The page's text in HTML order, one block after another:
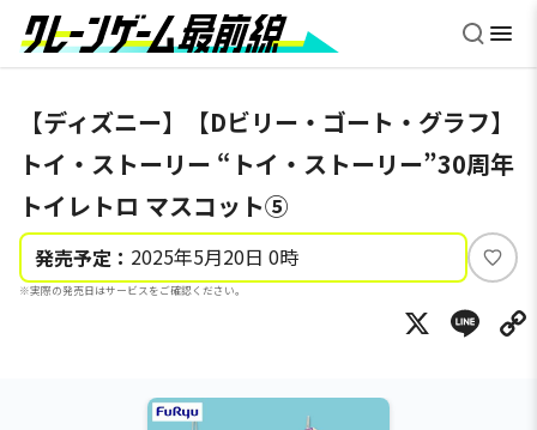
【ディズニー】【Dビリー・ゴート・グラフ】
トイ・ストーリー “トイ・ストーリー”30周年
トイレトロ マスコット⑤
発売予定： 2025年5月20日 0時
※実際の発売日はサービスをご確認ください。
い
ね
X